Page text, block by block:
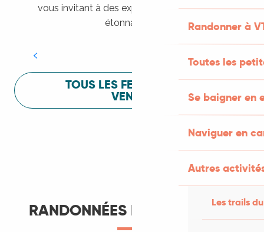
Randonner à
Toutes les
Se baigner en
Naviguer en
Autres
Les trails
vous invitant à des expériences sensorielles
étonnantes !
Festival Lot of Saveurs
TOUS LES FESTIVALS À
VENIR
RANDONNÉES ET ITINÉRANCE